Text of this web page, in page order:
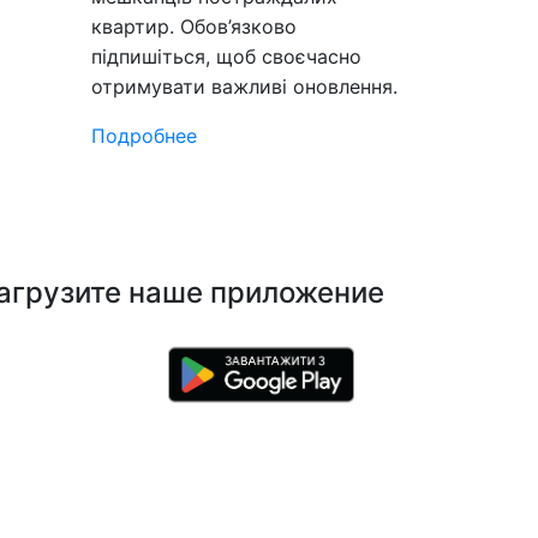
квартир. Обов’язково
підпишіться, щоб своєчасно
отримувати важливі оновлення.
Подробнее
наше приложение